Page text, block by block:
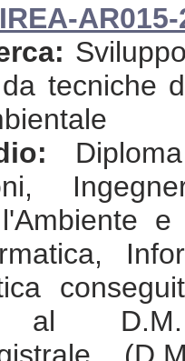
IREA-
tecniche
al